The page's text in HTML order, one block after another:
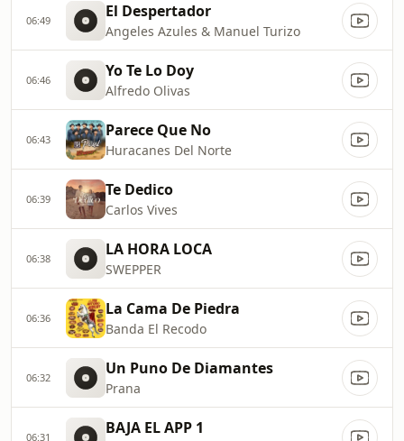
06:49 El Despertador
Angeles Azules & Manuel Turizo
06:46 Yo Te Lo Doy
Alfredo Olivas
06:43 Parece Que No
Huracanes Del Norte
06:39 Te Dedico
Carlos Vives
06:38 LA HORA LOCA
SWEPPER
06:36 La Cama De Piedra
Banda El Recodo
06:32 Un Puno De Diamantes
Prana
06:31 BAJA EL APP 1